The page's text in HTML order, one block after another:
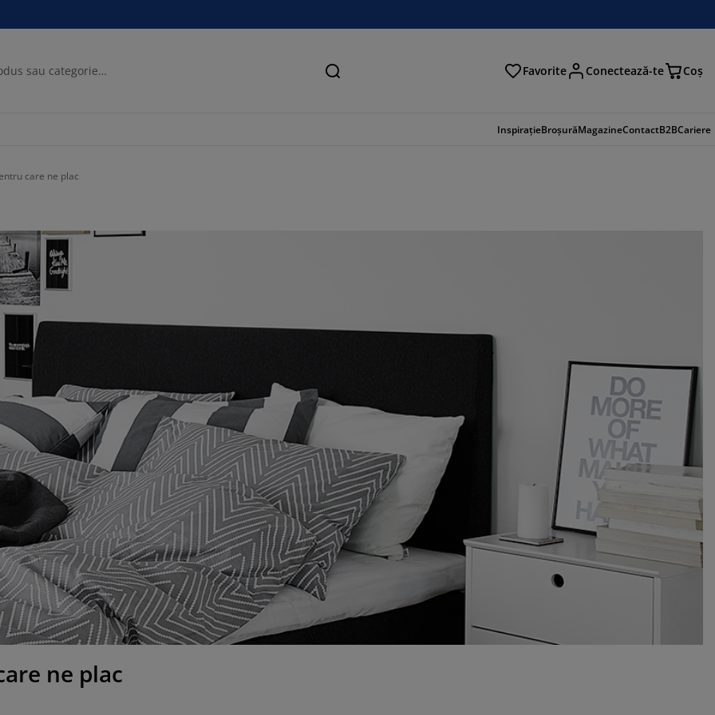
Căutare Favorite Conectează-te Coş
InspirațieBroșurăMagazineContactB2BCariere
care ne plac
ne plac